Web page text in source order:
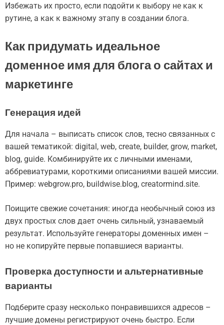
Избежать их просто, если подойти к выбору не как к
рутине, а как к важному этапу в создании блога.
Как придумать идеальное
доменное имя для блога о сайтах и
маркетинге
Генерация идей
Для начала – выписать список слов, тесно связанных с
вашей тематикой: digital, web, create, builder, grow, market,
blog, guide. Комбинируйте их с личными именами,
аббревиатурами, короткими описаниями вашей миссии.
Пример: webgrow.pro, buildwise.blog, creatormind.site.
Поищите свежие сочетания: иногда необычный союз из
двух простых слов дает очень сильный, узнаваемый
результат. Используйте генераторы доменных имен –
но не копируйте первые попавшиеся варианты.
Проверка доступности и альтернативные
варианты
Подберите сразу несколько понравившихся адресов –
лучшие домены регистрируют очень быстро. Если